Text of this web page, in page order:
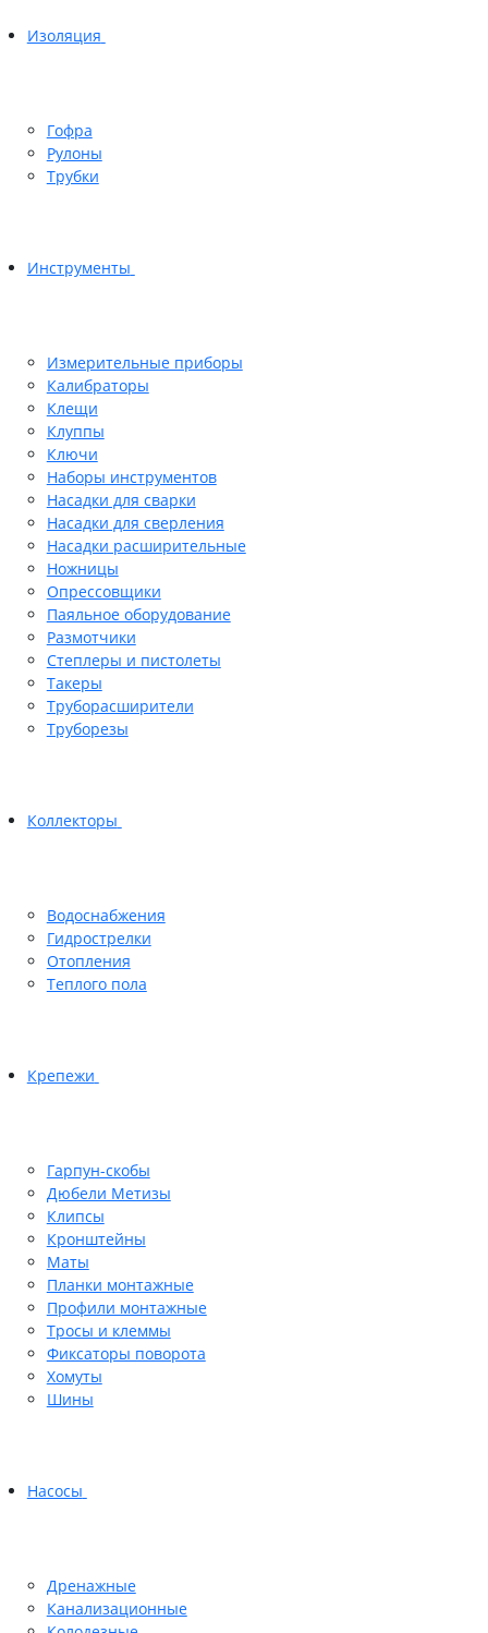
Изоляция
Гофра
Рулоны
Трубки
Инструменты
Измерительные приборы
Калибраторы
Клещи
Клуппы
Ключи
Наборы инструментов
Насадки для сварки
Насадки для сверления
Насадки расширительные
Ножницы
Опрессовщики
Паяльное оборудование
Размотчики
Степлеры и пистолеты
Такеры
Труборасширители
Труборезы
Коллекторы
Водоснабжения
Гидрострелки
Отопления
Теплого пола
Крепежи
Гарпун-скобы
Дюбели Метизы
Клипсы
Кронштейны
Маты
Планки монтажные
Профили монтажные
Тросы и клеммы
Фиксаторы поворота
Хомуты
Шины
Насосы
Дренажные
Канализационные